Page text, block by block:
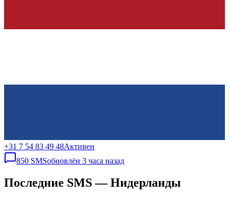
+31 7 54 83 49 48Активен
850 SMSобновлён 3 часа назад
Последние SMS — Нидерланды